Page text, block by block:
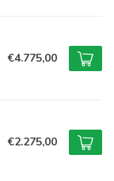
€4.775,00
€2.275,00